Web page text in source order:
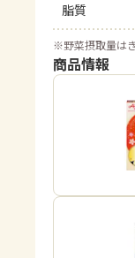
脂質
※野菜摂取量は
商品情報